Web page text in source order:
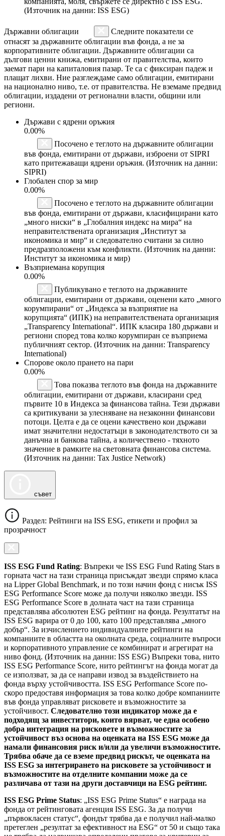
(Източник на данни: ISS ESG)
Държавни облигации
Следните показатели се
отнасят за държавните облигации във фонда, а не за
корпоративните облигации. Държавните облигации са
дългови ценни книжа, емитирани от правителства, които
заемат пари на капиталовия пазар. Те са с фиксиран падеж и
плащат лихви. Ние разглеждаме само облигации, емитирани
на национално ниво, т.е. от правителства. Не вземаме предвид
облигации, издадени от регионални власти, общини или
региони.
Държави с ядрени оръжия
0.00%
Посочено е теглото на държавните облигации
във фонда, емитирани от държави, изброени от SIPRI
като притежаващи ядрени оръжия. (Източник на данни:
SIPRI)
Глобален спор за мир
0.00%
Посочено е теглото на държавните облигации
във фонда, емитирани от държави, класифицирани като
„много ниски“ в „Глобалния индекс на мира“ на
неправителствената организация „Институт за
икономика и мир“ и следователно считани за силно
предразположени към конфликти. (Източник на данни:
Институт за икономика и мир)
Възприемана корупция
0.00%
Публикувано е теглото на държавните
облигации, емитирани от държави, оценени като „много
корумпирани“ от „Индекса за възприятие на
корупцията“ (ИПК) на неправителствената организация
„Transparency International“. ИПК класира 180 държави и
региони според това колко корумпиран се възприема
публичният сектор. (Източник на данни: Transparency
International)
Спорове около прането на пари
0.00%
Това показва теглото във фонда на държавните
облигации, емитирани от държави, класирани сред
първите 10 в Индекса за финансова тайна. Тези държави
са критикувани за улесняване на незаконни финансови
потоци. Целта е да се оцени качествено кои държави
имат значителни недостатъци в законодателството си за
данъчна и банкова тайна, а количествено - тяхното
значение в рамките на световната финансова система.
(Източник на данни: Tax Justice Network)
съвет
Раздел: Рейтинги на ISS ESG, етикети и профил за
прозрачност
ISS ESG Fund Rating: Въпреки че ISS ESG Fund Rating Stars в
горната част на тази страница присъждат звезди спрямо класа
на Lipper Global Benchmark, и по този начин фонд с нисък ISS
ESG Performance Score може да получи няколко звезди. ISS
ESG Performance Score в долната част на тази страница
представлява абсолютен ESG рейтинг на фонда. Резултатът на
ISS ESG варира от 0 до 100, като 100 представлява „много
добър“. За изчислението индивидуалните рейтинги на
компаниите в областта на околната среда, социалните въпроси
и корпоративното управление се комбинират и агрегират на
ниво фонд. (Източник на данни: ISS ESG) Въпреки това, нито
ISS ESG Performance Score, нито рейтингът на фонда могат да
се използват, за да се направи извод за въздействието на
фонда върху устойчивостта. ISS ESG Performance Score по-
скоро предоставя информация за това колко добре компаниите
във фонда управляват рисковете и възможностите за
устойчивост. Следователно този индикатор може да е
подходящ за инвеститори, които вярват, че една особено
добра интеграция на рисковете и възможностите за
устойчивост въз основа на оценката на ISS ESG може да
намали финансовия риск и/или да увеличи възможностите.
Трябва обаче да се вземе предвид рискът, че оценката на
ISS ESG за интегрирането на рисковете за устойчивост и
възможностите на отделните компании може да се
различава от тази на други доставчици на ESG рейтинг.
ISS ESG Prime Status: „ISS ESG Prime Status“ е награда на
фонда от рейтинговата агенция ISS ESG. За да получи
„първокласен статус“, фондът трябва да е получил най-малко
претеглен „резултат за ефективност на ESG“ от 50 и също така